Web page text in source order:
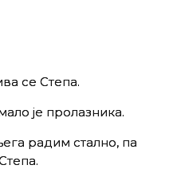
се Степа.
је пролазника.
радим стално, па